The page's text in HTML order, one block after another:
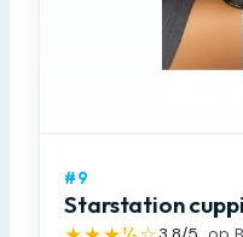
#9
Starstation